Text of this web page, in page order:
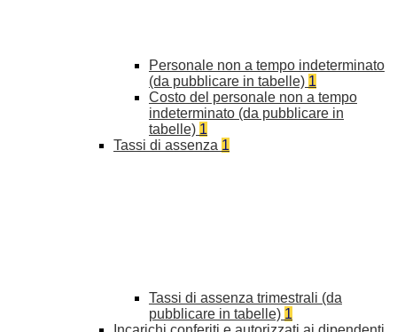
Personale non a tempo indeterminato
(da pubblicare in tabelle) 1
Costo del personale non a tempo
indeterminato (da pubblicare in
tabelle) 1
Tassi di assenza 1
Tassi di assenza trimestrali (da
pubblicare in tabelle) 1